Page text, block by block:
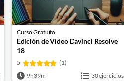
Curso Gratuito
Edición de Vídeo Davinci Resolve
18
5
(1)
9h39m
30 ejercicios